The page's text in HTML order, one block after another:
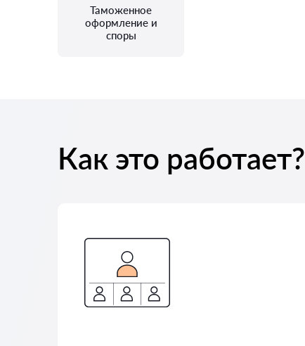
Таможенное
оформление и
споры
Как это работает?